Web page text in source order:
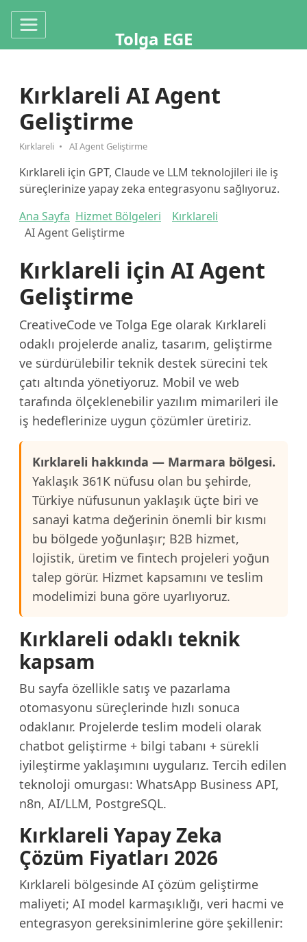
Tolga EGE
Kırklareli AI Agent
Geliştirme
Kırklareli AI Agent Geliştirme
Kırklareli için GPT, Claude ve LLM teknolojileri ile iş
süreçlerinize yapay zeka entegrasyonu sağlıyoruz.
Ana Sayfa Hizmet Bölgeleri
Kırklareli
AI Agent Geliştirme
Kırklareli için AI Agent
Geliştirme
CreativeCode ve Tolga Ege olarak Kırklareli
odaklı projelerde analiz, tasarım, geliştirme
ve sürdürülebilir teknik destek sürecini tek
çatı altında yönetiyoruz. Mobil ve web
tarafında ölçeklenebilir yazılım mimarileri ile
iş hedeflerinize uygun çözümler üretiriz.
Kırklareli hakkında — Marmara bölgesi.
Yaklaşık 361K nüfusu olan bu şehirde,
Türkiye nüfusunun yaklaşık üçte biri ve
sanayi katma değerinin önemli bir kısmı
bu bölgede yoğunlaşır; B2B hizmet,
lojistik, üretim ve fintech projeleri yoğun
talep görür. Hizmet kapsamını ve teslim
modelimizi buna göre uyarlıyoruz.
Kırklareli odaklı teknik
kapsam
Bu sayfa özellikle satış ve pazarlama
otomasyonu süreçlerinde hızlı sonuca
odaklanır. Projelerde teslim modeli olarak
chatbot geliştirme + bilgi tabanı + sürekli
iyileştirme yaklaşımını uygularız. Tercih edilen
teknoloji omurgası: WhatsApp Business API,
n8n, AI/LLM, PostgreSQL.
Kırklareli Yapay Zeka
Çözüm Fiyatları 2026
Kırklareli bölgesinde AI çözüm geliştirme
maliyeti; AI model karmaşıklığı, veri hacmi ve
entegrasyon gereksinimlerine göre şekillenir: